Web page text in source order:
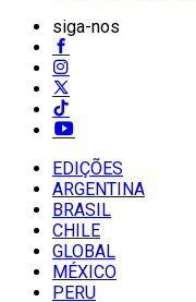
siga-nos
EDIÇÕES
ARGENTINA
BRASIL
CHILE
GLOBAL
MÉXICO
PERU